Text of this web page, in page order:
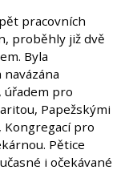
pracovních
proběhly již dvě
Byla
pro
Papežskými
pro
Pětice
i očekávané